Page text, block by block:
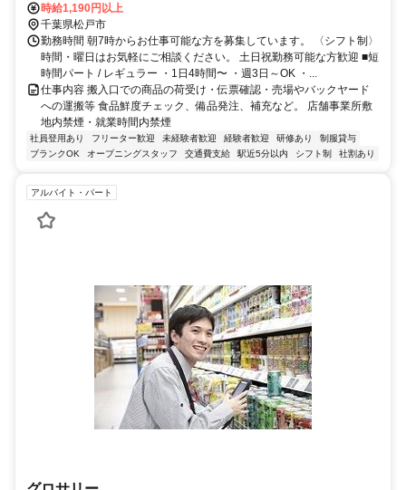
時給1,190円以上
千葉県松戸市
勤務時間 朝7時からお仕事可能な方を募集しています。 〈シフト制〉
時間・曜日はお気軽にご相談ください。 土日祝勤務可能な方歓迎 ■短
時間パート / レギュラー ・1日4時間〜 ・週3日～OK ・...
仕事内容 搬入口での商品の荷受け・伝票確認・売場やバックヤード
への運搬等 食品鮮度チェック、備品発注、補充など。 店舗事業所敷
地内禁煙・就業時間内禁煙
社員登用あり フリーター歓迎 未経験者歓迎 経験者歓迎 研修あり
制服貸与
ブランクOK
オープニングスタッフ 交通費支給 駅近5分以内 シフト制 社割あり
アルバイト・パート